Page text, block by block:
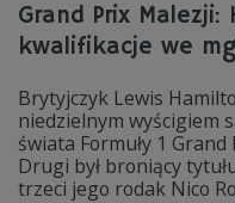
Grand Prix Malezji:
kwalifikacje we
Brytyjczyk Lewis
niedzielnym wyścigiem
świata Formuły 1
Drugi był broniący
trzeci jego rodak Nico